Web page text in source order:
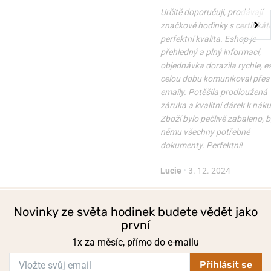
Určitě doporučuji, prodávají
značkové hodinky s
perfektní kvalita. Eshop je
přehledný a plný informací,
objednávka dorazila rychle,
celou dobu komunikoval přes
emaily. Potěšila prodloužená
záruka a kvalitní dárek k
Zboží bylo pečlivě zabaleno,
němu všechny potřebné
dokumenty. Perfektní!
Lucie • 3. 12. 2024
Novinky ze světa hodinek budete vědět jako
první
1x za měsíc, přímo do e-mailu
Přihlásit se